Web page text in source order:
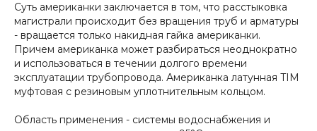
Суть американки заключается в том, что расстыковка
магистрали происходит без вращения труб и арматуры
- вращается только накидная гайка американки.
Причем американка может разбираться неоднократно
и использоваться в течении долгого времени
эксплуатации трубопровода. Американка латунная TIM
муфтовая с резиновым уплотнительным кольцом.
Область применения - системы водоснабжения и